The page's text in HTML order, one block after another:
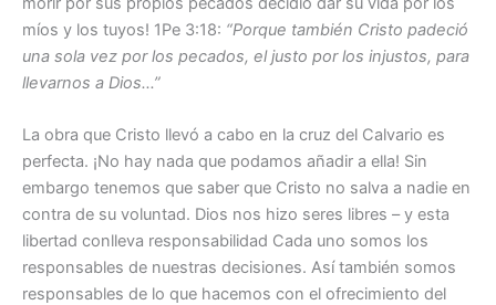
míos y los tuyos! 1Pe 3:18: “Porque también Cristo padeció
una sola vez por los pecados, el justo por los injustos, para
llevarnos a Dios…”
La obra que Cristo llevó a cabo en la cruz del Calvario es
perfecta. ¡No hay nada que podamos añadir a ella! Sin
embargo tenemos que saber que Cristo no salva a nadie en
contra de su voluntad. Dios nos hizo seres libres – y esta
libertad conlleva responsabilidad Cada uno somos los
responsables de nuestras decisiones. Así también somos
responsables de lo que hacemos con el ofrecimiento del